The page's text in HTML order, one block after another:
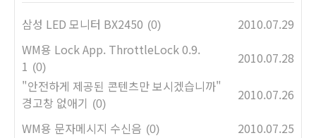
삼성 LED 모니터 BX2450 (0)
2010.07.29
WM용 Lock App. ThrottleLock 0.9.
1 (0)
2010.07.28
"안전하게 제공된 콘텐츠만 보시겠습니까"
경고창 없애기 (0)
2010.07.26
WM용 문자메시지 수신음 (0)
2010.07.25